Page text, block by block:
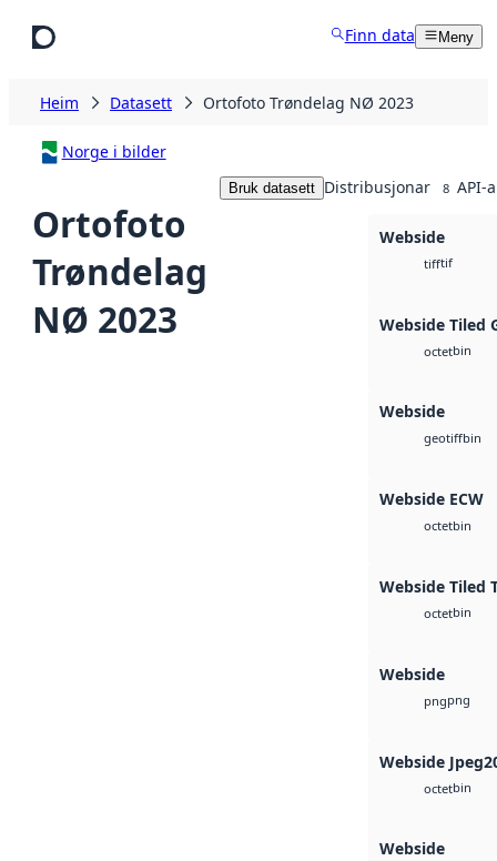
Finn data Meny
Heim Datasett Ortofoto Trøndelag NØ 2023
Norge i bilder
Ortofoto
Trøndelag
NØ 2023
Bruk datasett Distribusjonar 8 API-
Webside
tifftif
Webside Tiled
octetbin
Webside
geotiffbin
Webside ECW
octetbin
Webside Tiled
octetbin
Webside
pngpng
Webside
octetbin
Webside